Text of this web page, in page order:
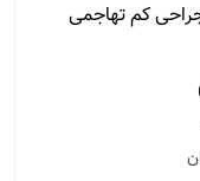
کم تهاجمی